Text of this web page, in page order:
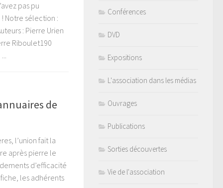
pas pu
Notre sélection :
: Pierre Urien
Riboulet190
de
l’union fait la
après pierre le
d’efficacité
les adhérents
Conférences
DVD
Expositions
L'association dans les médias
Ouvrages
Publications
Sorties découvertes
Vie de l'association